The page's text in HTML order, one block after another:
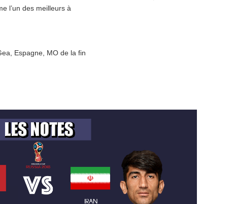
l’un des meilleurs à
Espagne MO de la fin